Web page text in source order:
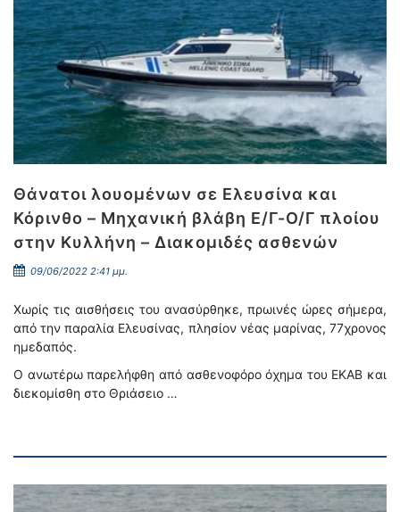
Θάνατοι λουομένων σε Ελευσίνα και
Κόρινθο – Μηχανική βλάβη Ε/Γ-Ο/Γ πλοίου
στην Κυλλήνη – Διακομιδές ασθενών
09/06/2022 2:41 μμ.
Χωρίς τις αισθήσεις του ανασύρθηκε, πρωινές ώρες σήμερα,
από την παραλία Ελευσίνας, πλησίον νέας μαρίνας, 77χρονος
ημεδαπός.
Ο ανωτέρω παρελήφθη από ασθενοφόρο όχημα του ΕΚΑΒ και
διεκομίσθη στο Θριάσειο …